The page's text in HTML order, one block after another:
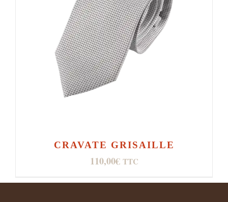
CRAVATE GRISAILLE
110,00€ TTC